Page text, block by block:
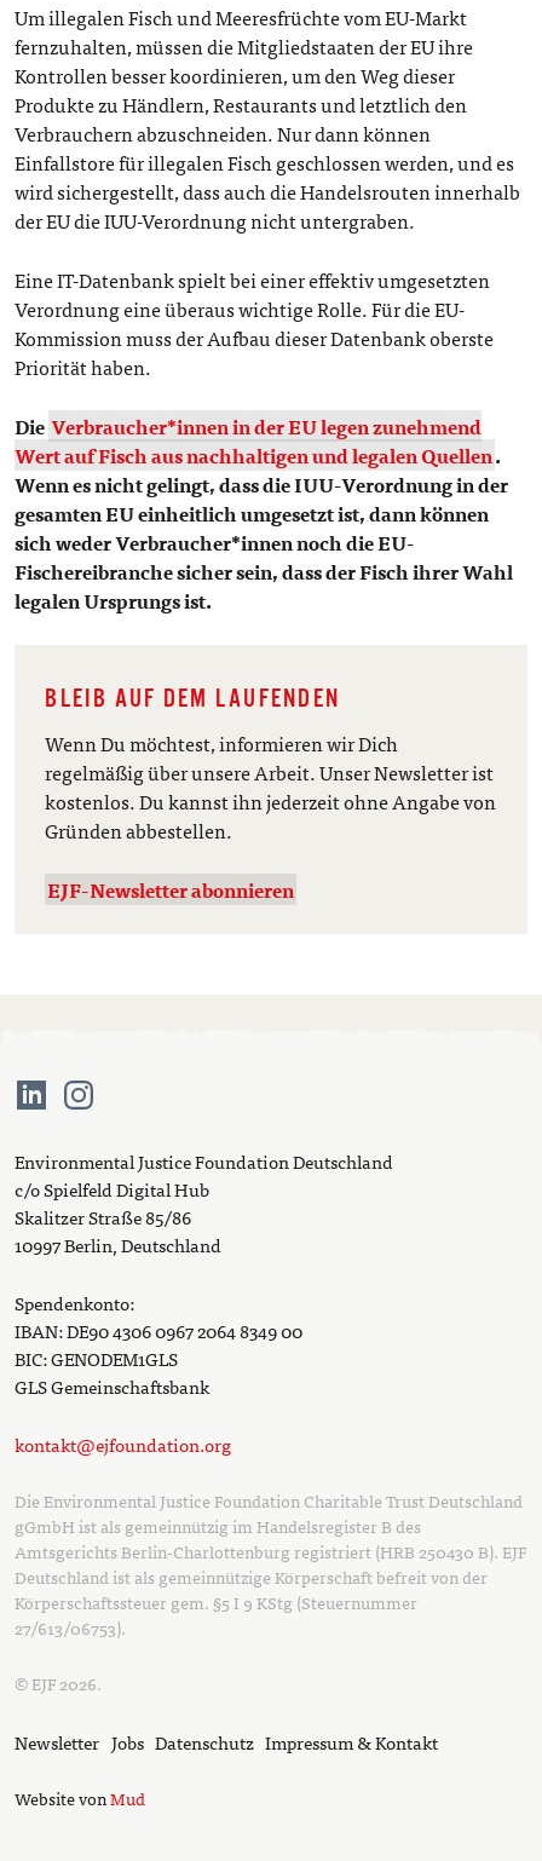
Um illegalen Fisch und Meeresfrüchte vom EU-Markt
fernzuhalten, müssen die Mitgliedstaaten der EU ihre
Kontrollen besser koordinieren, um den Weg dieser
Produkte zu Händlern, Restaurants und letztlich den
Verbrauchern abzuschneiden. Nur dann können
Einfallstore für illegalen Fisch geschlossen werden, und es
wird sichergestellt, dass auch die Handelsrouten innerhalb
der EU die IUU-Verordnung nicht untergraben.
Eine IT-Datenbank spielt bei einer effektiv umgesetzten
Verordnung eine überaus wichtige Rolle. Für die EU-
Kommission muss der Aufbau dieser Datenbank oberste
Priorität haben.
Die Verbraucher*innen in der EU legen zunehmend
Wert auf Fisch aus nachhaltigen und legalen Quellen.
Wenn es nicht gelingt, dass die IUU-Verordnung in der
gesamten EU einheitlich umgesetzt ist, dann können
sich weder Verbraucher*innen noch die EU-
Fischereibranche sicher sein, dass der Fisch ihrer Wahl
legalen Ursprungs ist.
BLEIB AUF DEM LAUFENDEN
Wenn Du möchtest, informieren wir Dich
regelmäßig über unsere Arbeit. Unser Newsletter ist
kostenlos. Du kannst ihn jederzeit ohne Angabe von
Gründen abbestellen.
EJF-Newsletter abonnieren
Environmental Justice Foundation Deutschland
c/o Spielfeld Digital Hub
Skalitzer Straße 85/86
10997 Berlin, Deutschland
Spendenkonto:
IBAN: DE90 4306 0967 2064 8349 00
BIC: GENODEM1GLS
GLS Gemeinschaftsbank
kontakt@ejfoundation.org
Die Environmental Justice Foundation Charitable Trust Deutschland
gGmbH ist als gemeinnützig im Handelsregister B des
Amtsgerichts Berlin-Charlottenburg registriert (HRB 250430 B). EJF
Deutschland ist als gemeinnützige Körperschaft befreit von der
Körperschaftssteuer gem. §5 I 9 KStg (Steuernummer
27/613/06753).
© EJF 2026.
Newsletter Jobs Datenschutz Impressum & Kontakt
Website vonMud